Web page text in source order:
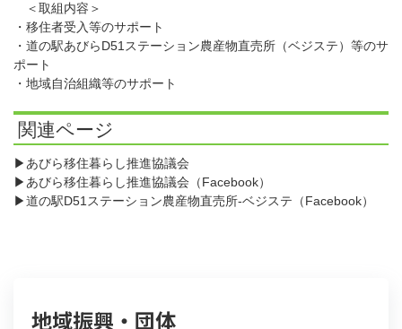
＜取組内容＞
・移住者受入等のサポート
・道の駅あびらD51ステーション農産物直売所（ベジステ）等のサ
ポート
・地域自治組織等のサポート
関連ページ
▶ あびら移住暮らし推進協議会
▶ あびら移住暮らし推進協議会 （Facebook）
▶道の駅D51ステーション農産物直売所-ベジステ （Facebook）
地域振興・団体